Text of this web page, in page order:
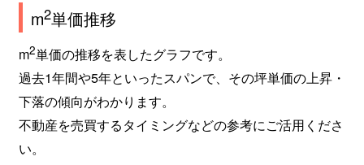
m2単価推移
m2単価の推移を表したグラフです。
過去1年間や5年といったスパンで、その坪単価の上昇・
下落の傾向がわかります。
不動産を売買するタイミングなどの参考にご活用くださ
い。